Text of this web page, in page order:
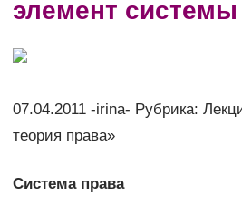
элемент
07.04.2011 -irina- Рубрика:
теория права»
Система права